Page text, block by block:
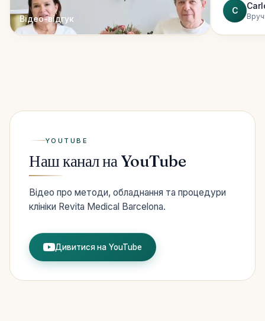
Відео-відгук
C
YOUTUBE
Наш канал на YouTube
Відео про методи, обладнання та процедури
клініки Revita Medical Barcelona.
Дивитися на YouTube